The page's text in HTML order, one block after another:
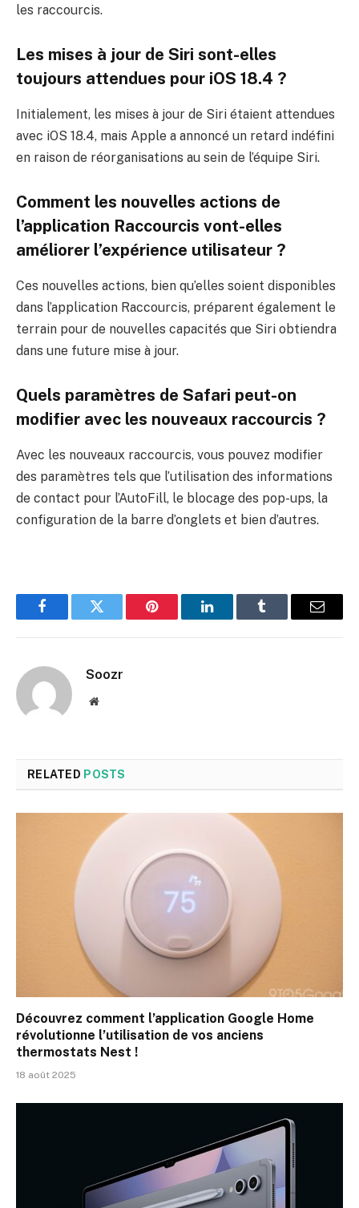
les raccourcis.
Les mises à jour de Siri sont-elles
toujours attendues pour iOS 18.4 ?
Initialement, les mises à jour de Siri étaient attendues
avec iOS 18.4, mais Apple a annoncé un retard indéfini
en raison de réorganisations au sein de l’équipe Siri.
Comment les nouvelles actions de
l’application Raccourcis vont-elles
améliorer l’expérience utilisateur ?
Ces nouvelles actions, bien qu’elles soient disponibles
dans l’application Raccourcis, préparent également le
terrain pour de nouvelles capacités que Siri obtiendra
dans une future mise à jour.
Quels paramètres de Safari peut-on
modifier avec les nouveaux raccourcis ?
Avec les nouveaux raccourcis, vous pouvez modifier
des paramètres tels que l’utilisation des informations
de contact pour l’AutoFill, le blocage des pop-ups, la
configuration de la barre d’onglets et bien d’autres.
FacebookTwitter Pinterest LinkedInTumblr Email
Soozr
Website
RELATED POSTS
Découvrez comment l’application Google Home
révolutionne l’utilisation de vos anciens
thermostats Nest !
18 août 2025